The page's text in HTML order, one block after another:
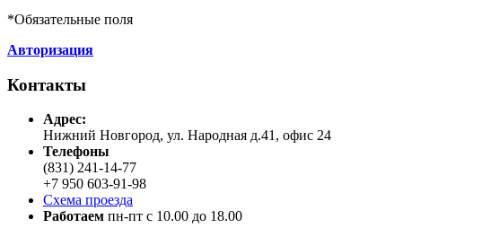
*Обязательные поля
Авторизация
Контакты
Адреc:
Нижний Новгород, ул. Народная д.41, офис 24
Телефоны
(831) 241-14-77
+7 950 603-91-98
Схема проезда
Работаем пн-пт с 10.00 до 18.00